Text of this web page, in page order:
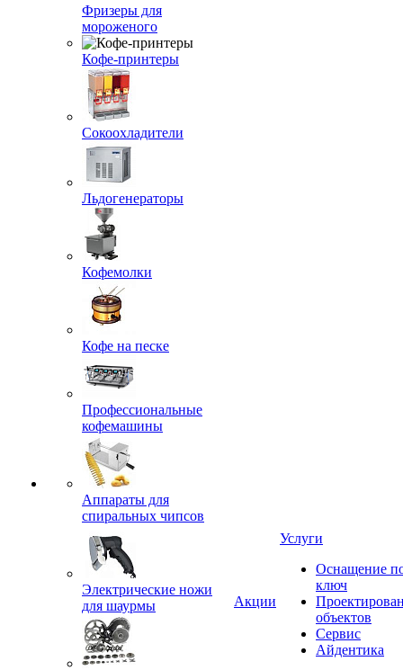
Фризеры для
мороженого
Кофе-принтеры
Сокоохладители
Льдогенераторы
Кофемолки
Кофе на песке
Профессиональные
кофемашины
Аппараты для
спиральных чипсов
Электрические ножи
для шаурмы
Акции
Услуги
Оснащение
ключ
объектов
Сервис
Айдентика